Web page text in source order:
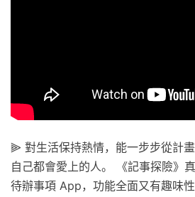
⫸ 對生活保持熱情，能一步步從計
自己都會愛上的人。 《記事探險》
待辦事項 App，功能全面又有趣味